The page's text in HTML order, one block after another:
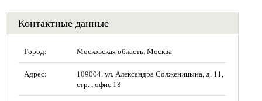
Контактные данные
Город: Московская область, Москва
Адрес:
109004, ул. Александра Солженицына, д. 11,
стр. , офис 18